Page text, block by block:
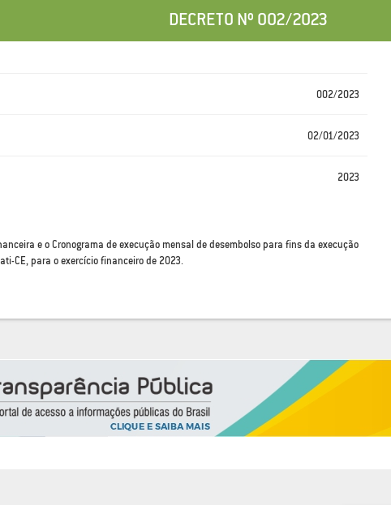
DECRETO Nº 002/2023
002/2023
02/01/2023
2023
e o Cronograma de execução mensal de desembolso para fins da execução
CE, para o exercício financeiro de 2023.